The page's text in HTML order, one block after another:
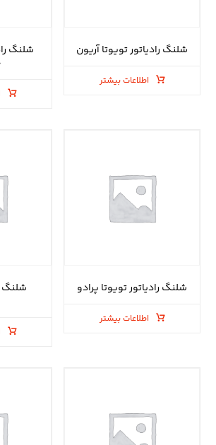
شلنگ رادیاتور تویوتا آریون
اطلاعات بیشتر
شلنگ
شلنگ رادیاتور تویوتا پرادو
اطلاعات بیشتر
شلنگ